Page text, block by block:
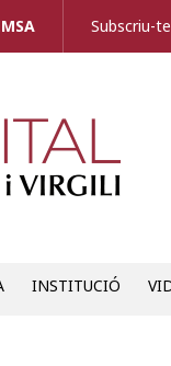
Subscriu-
INSTITUCIÓ